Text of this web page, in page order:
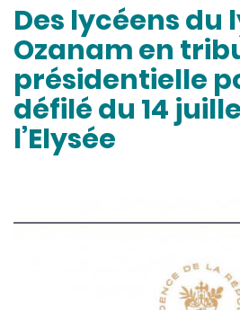
Des lycéens du
Ozanam en
présidentielle
défilé du 14
l’Elysée